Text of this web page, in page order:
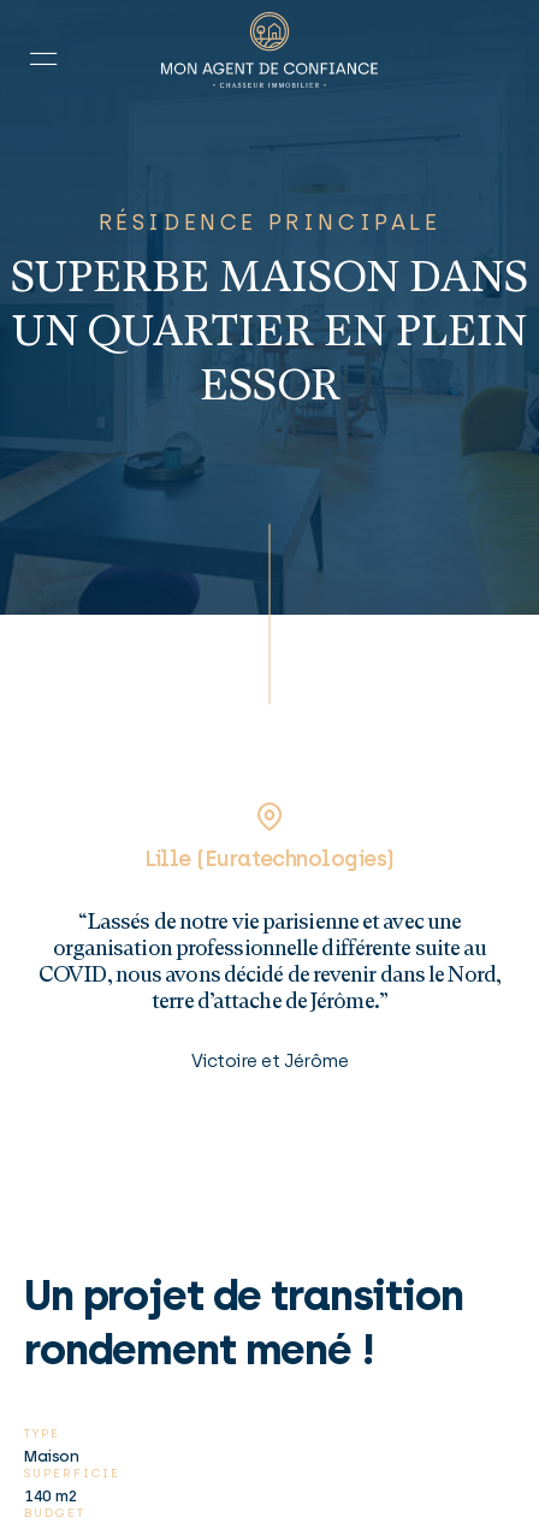
RÉSIDENCE PRINCIPALE
SUPERBE MAISON DANS
UN QUARTIER EN PLEIN
ESSOR
Lille (Euratechnologies)
“Lassés de notre vie parisienne et avec une
organisation professionnelle différente suite au
COVID, nous avons décidé de revenir dans le Nord,
terre d’attache de Jérôme.”
Victoire et Jérôme
Un projet de transition
rondement mené !
TYPE
Maison
SUPERFICIE
140 m2
BUDGET